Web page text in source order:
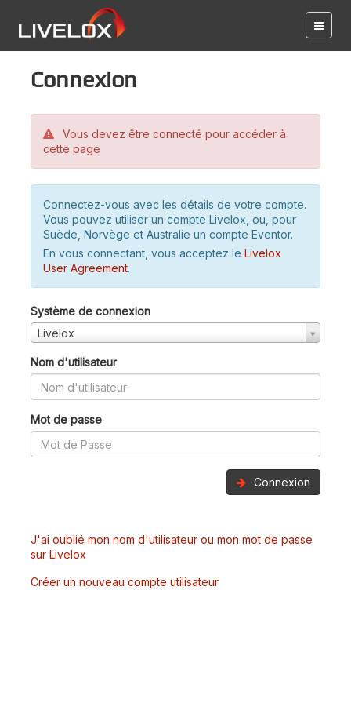
Connexion
Vous devez être connecté pour accéder à
cette page
Connectez-vous avec les détails de votre compte.
Vous pouvez utiliser un compte Livelox, ou, pour
Suède, Norvège et Australie un compte Eventor.
En vous connectant, vous acceptez le Livelox
User Agreement.
Système de connexion
Livelox
Nom d'utilisateur
Mot de passe
Connexion
J'ai oublié mon nom d'utilisateur ou mon mot de passe
sur Livelox
Créer un nouveau compte utilisateur